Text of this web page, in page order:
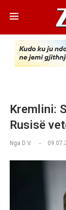
Kremlini:
Rusisë
Nga D V